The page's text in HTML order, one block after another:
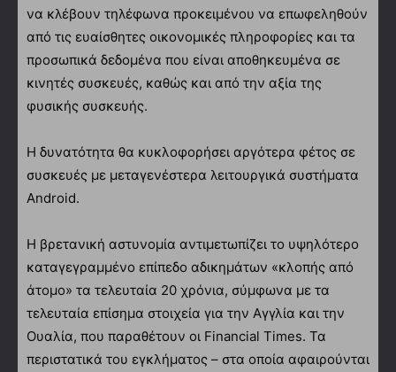
να κλέβουν τηλέφωνα προκειμένου να επωφεληθούν
από τις ευαίσθητες οικονομικές πληροφορίες και τα
προσωπικά δεδομένα που είναι αποθηκευμένα σε
κινητές συσκευές, καθώς και από την αξία της
φυσικής συσκευής.
Η δυνατότητα θα κυκλοφορήσει αργότερα φέτος σε
συσκευές με μεταγενέστερα λειτουργικά συστήματα
Android.
Η βρετανική αστυνομία αντιμετωπίζει το υψηλότερο
καταγεγραμμένο επίπεδο αδικημάτων «κλοπής από
άτομο» τα τελευταία 20 χρόνια, σύμφωνα με τα
τελευταία επίσημα στοιχεία για την Αγγλία και την
Ουαλία, που παραθέτουν οι Financial Times. Τα
περιστατικά του εγκλήματος – στα οποία αφαιρούνται